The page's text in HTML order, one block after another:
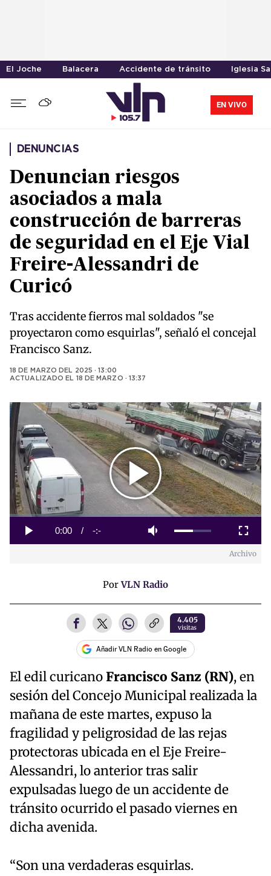
El Joche Balacera Accidente de tránsito Iglesia
EN VIVO
DENUNCIAS
Denuncian riesgos
asociados a mala
construcción de barreras
de seguridad en el Eje Vial
Freire-Alessandri de
Curicó
Tras accidente fierros mal soldados "se
proyectaron como esquirlas", señaló el concejal
Francisco Sanz.
18 DE MARZO DEL 2025 · 13:00
ACTUALIZADO EL 18 DE MARZO · 13:37
Play
Video
Play Mute
Current
0:00 / Duration
-:-
Loaded:
Fullscreen
Archivo
PorVLN Radio
4.405
visitas
Añadir VLN Radio en Google
El edil curicanoFrancisco Sanz (RN), en
sesión del Concejo Municipal realizada la
mañana de este martes, expuso la
fragilidad y peligrosidad de las rejas
protectoras ubicada en el Eje Freire-
Alessandri, lo anterior tras salir
expulsadas luego de un accidente de
tránsito ocurrido el pasado viernes en
dicha avenida.
“Son una verdaderas esquirlas.